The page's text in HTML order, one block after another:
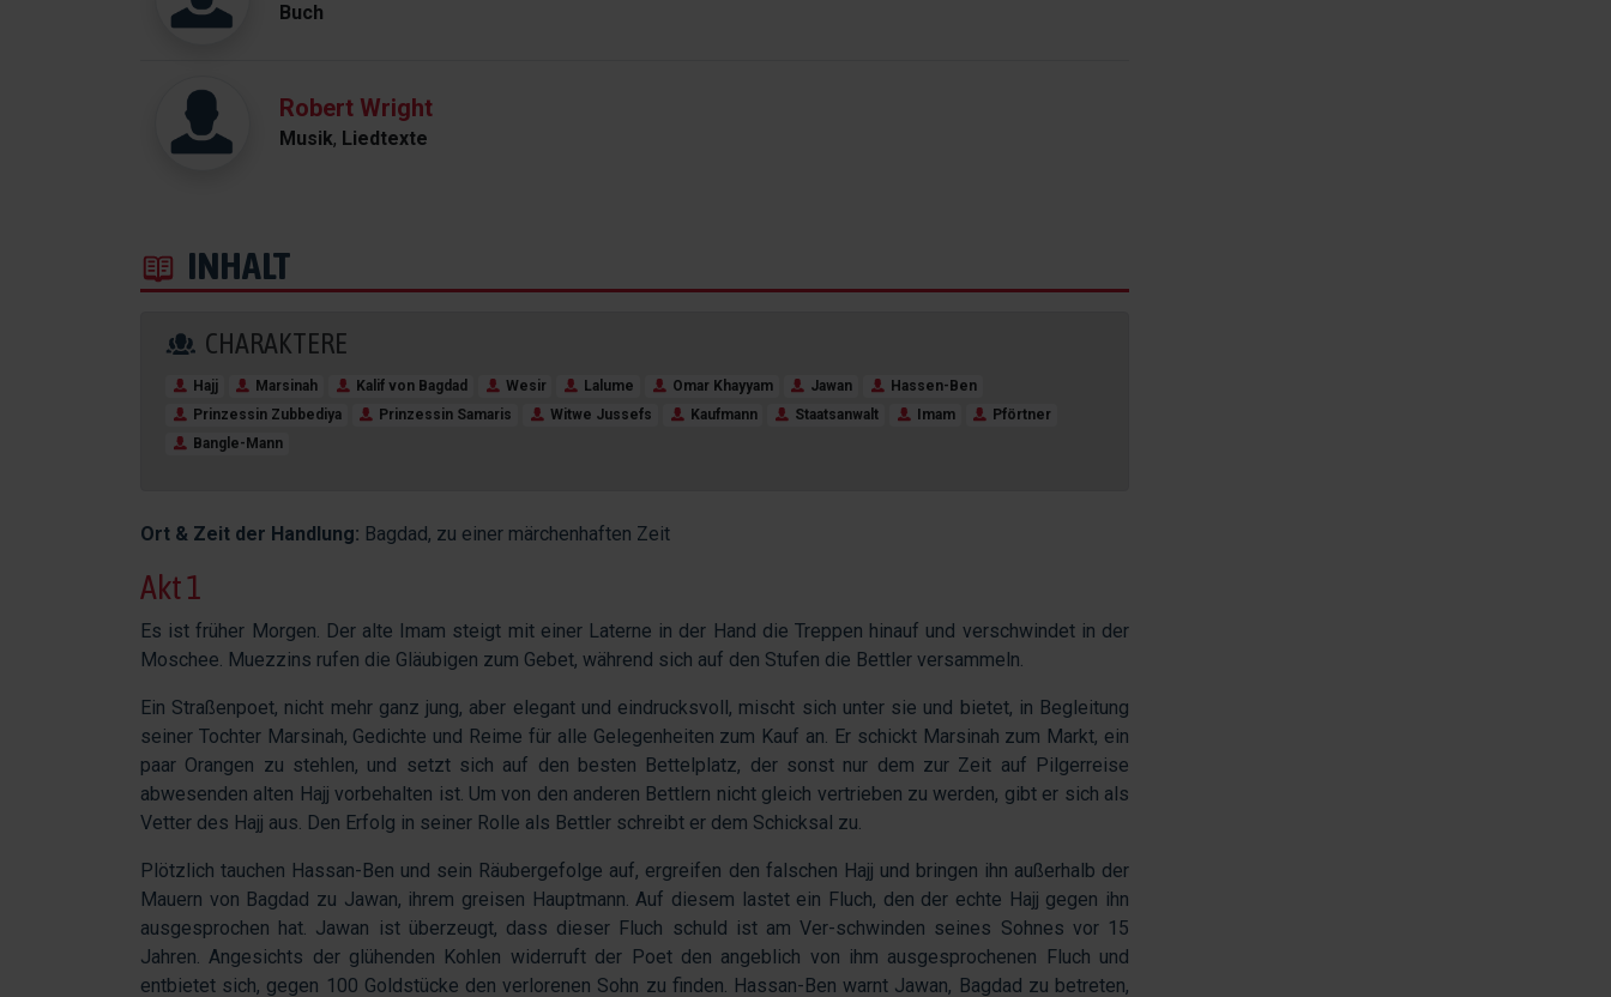
Buch
Robert Wright
Musik, Liedtexte
INHALT
CHARAKTERE
Hajj Marsinah Kalif von Bagdad Wesir Lalume Omar Khayyam Jawan
Hassen-Ben
Prinzessin Zubbediya
Prinzessin Samaris Witwe Jussefs Kaufmann Staatsanwalt Imam
Pförtner
Bangle-Mann
Ort & Zeit der Handlung: Bagdad, zu einer märchenhaften Zeit
Akt 1
Es ist früher Morgen. Der alte Imam steigt mit einer Laterne in der Hand die Treppen hinauf und verschwindet in der
Moschee. Muezzins rufen die Gläubigen zum Gebet, während sich auf den Stufen die Bettler versammeln.
Ein Straßenpoet, nicht mehr ganz jung, aber elegant und eindrucksvoll, mischt sich unter sie und bietet, in Begleitung
seiner Tochter Marsinah, Gedichte und Reime für alle Gelegenheiten zum Kauf an. Er schickt Marsinah zum Markt, ein
paar Orangen zu stehlen, und setzt sich auf den besten Bettelplatz, der sonst nur dem zur Zeit auf Pilgerreise
abwesenden alten Hajj vorbehalten ist. Um von den anderen Bettlern nicht gleich vertrieben zu werden, gibt er sich als
Vetter des Hajj aus. Den Erfolg in seiner Rolle als Bettler schreibt er dem Schicksal zu.
Plötzlich tauchen Hassan-Ben und sein Räubergefolge auf, ergreifen den falschen Hajj und bringen ihn außerhalb der
Mauern von Bagdad zu Jawan, ihrem greisen Hauptmann. Auf diesem lastet ein Fluch, den der echte Hajj gegen ihn
ausgesprochen hat. Jawan ist überzeugt, dass dieser Fluch schuld ist am Ver-schwinden seines Sohnes vor 15
Jahren. Angesichts der glühenden Kohlen widerruft der Poet den angeblich von ihm ausgesprochenen Fluch und
entbietet sich, gegen 100 Goldstücke den verlorenen Sohn zu finden. Hassan-Ben warnt Jawan, Bagdad zu betreten,